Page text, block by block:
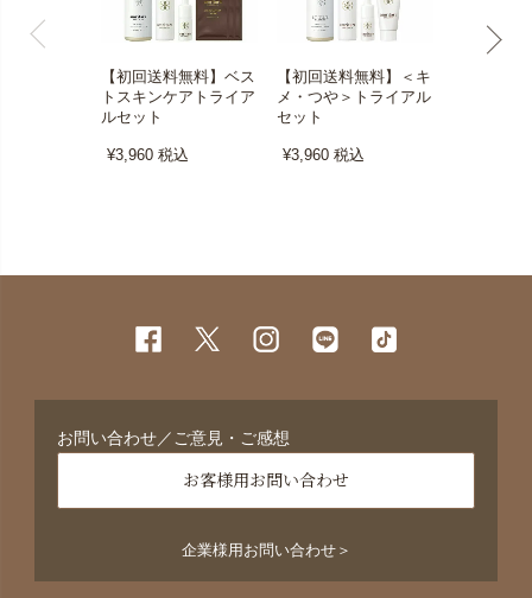
【初回送料無料】ベス
トスキンケアトライア
ルセット
¥3,960税込
【初回送料無料】＜キ
メ・つや＞トライアル
セット
¥3,960税込
お問い合わせ／ご意見・ご感想
お客様用お問い合わせ
企業様用お問い合わせ＞